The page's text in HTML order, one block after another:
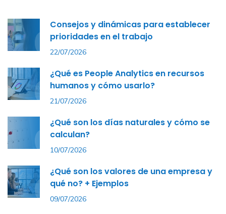
Consejos y dinámicas para establecer
prioridades en el trabajo
22/07/2026
¿Qué es People Analytics en recursos
humanos y cómo usarlo?
21/07/2026
¿Qué son los días naturales y cómo se
calculan?
10/07/2026
¿Qué son los valores de una empresa y
qué no? + Ejemplos
09/07/2026